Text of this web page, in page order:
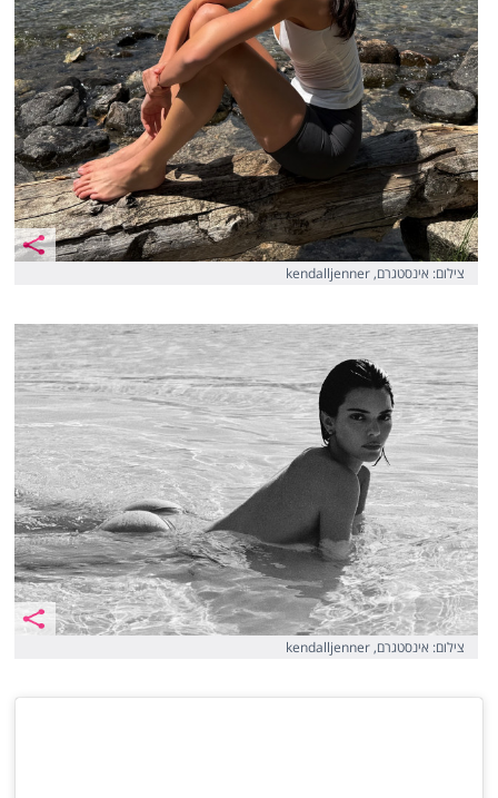
צילום: אינסטגרם, kendalljenner
צילום: אינסטגרם, kendalljenner